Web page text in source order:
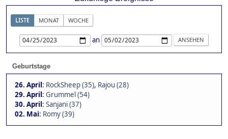
LISTE MONAT WOCHE
an
Geburtstage
26. April: RockSheep (35), Rajou (28)
29. April: Grummel (54)
30. April: Sanjani (37)
02. Mai: Romy (39)